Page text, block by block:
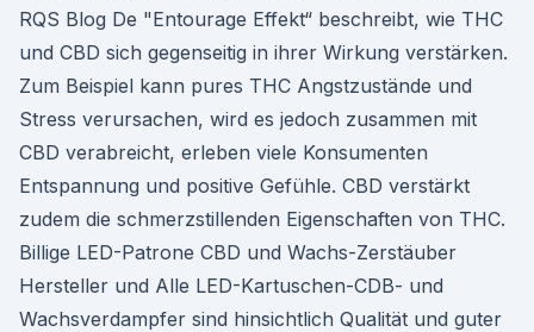
RQS Blog De "Entourage Effekt“ beschreibt, wie THC
und CBD sich gegenseitig in ihrer Wirkung verstärken.
Zum Beispiel kann pures THC Angstzustände und
Stress verursachen, wird es jedoch zusammen mit
CBD verabreicht, erleben viele Konsumenten
Entspannung und positive Gefühle. CBD verstärkt
zudem die schmerzstillenden Eigenschaften von THC.
Billige LED-Patrone CBD und Wachs-Zerstäuber
Hersteller und Alle LED-Kartuschen-CDB- und
Wachsverdampfer sind hinsichtlich Qualität und guter